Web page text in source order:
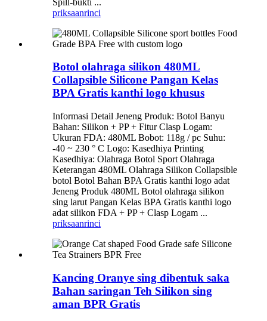
priksaanrinci
Botol olahraga silikon 480ML
Collapsible Silicone Pangan Kelas
BPA Gratis kanthi logo khusus
Informasi Detail Jeneng Produk: Botol Banyu
Bahan: Silikon + PP + Fitur Clasp Logam:
Ukuran FDA: 480ML Bobot: 118g / pc Suhu:
-40 ~ 230 ° C Logo: Kasedhiya Printing
Kasedhiya: Olahraga Botol Sport Olahraga
Keterangan 480ML Olahraga Silikon Collapsible
botol Botol Bahan BPA Gratis kanthi logo adat
Jeneng Produk 480ML Botol olahraga silikon
sing larut Pangan Kelas BPA Gratis kanthi logo
adat silikon FDA + PP + Clasp Logam ...
priksaanrinci
Kancing Oranye sing dibentuk saka
Bahan saringan Teh Silikon sing
aman BPR Gratis